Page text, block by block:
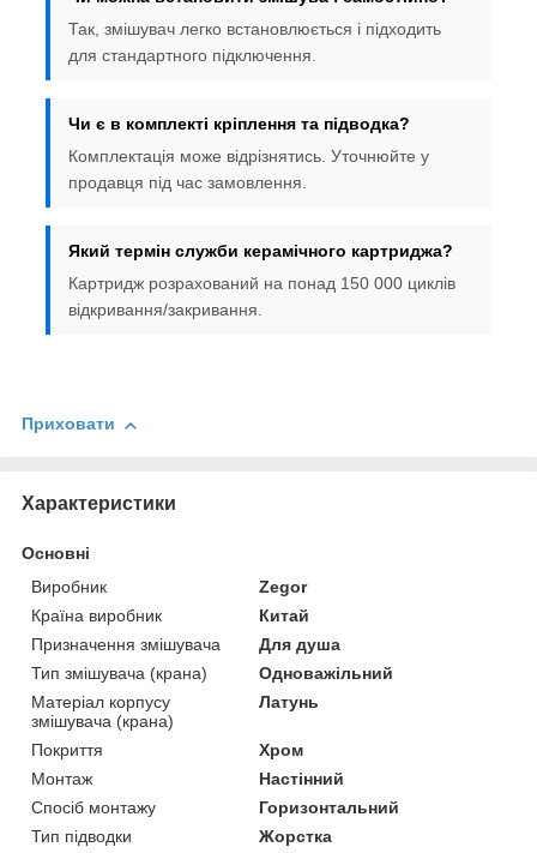
Так, змішувач легко встановлюється і підходить
для стандартного підключення.
Чи є в комплекті кріплення та підводка?
Комплектація може відрізнятись. Уточнюйте у
продавця під час замовлення.
Який термін служби керамічного картриджа?
Картридж розрахований на понад 150 000 циклів
відкривання/закривання.
Приховати
Характеристики
Основні
Виробник
Zegor
Країна виробник
Китай
Призначення змішувача
Для душа
Тип змішувача (крана)
Одноважільний
Матеріал корпусу
змішувача (крана)
Латунь
Покриття
Хром
Монтаж
Настінний
Спосіб монтажу
Горизонтальний
Тип підводки
Жорстка